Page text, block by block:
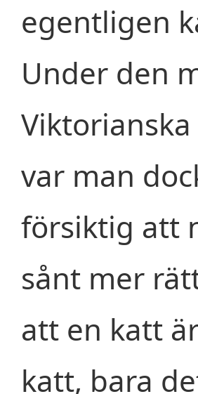
egentligen
Under den
var man
försiktig att
sånt mer
att en katt
katt, bara